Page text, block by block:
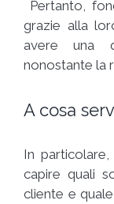
Pertanto,
grazie alla
avere una
nonostante la
A cosa
In
capire quali
cliente e